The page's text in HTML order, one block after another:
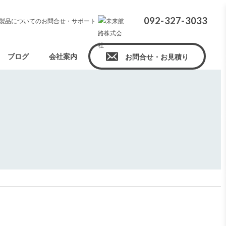
品についてのお問合せ・サポート 092-327-3033
ブログ 会社案内 お問合せ・お見積り